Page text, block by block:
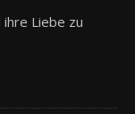
ihre Liebe zu